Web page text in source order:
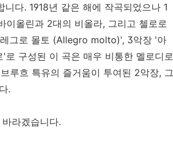
다. 1918년 같은 해에 작곡되었으나 1
올린과 2대의 비올라, 그리고 첼로로
그로 몰토 (Allegro molto)', 3악장 '아
구성된 이 곡은 매우 비통한 멜로디로
루흐 특유의 즐거움이 투여된 2악장, 그
.
라겠습니다.